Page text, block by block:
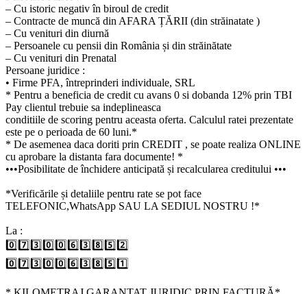
– Cu istoric negativ în biroul de credit
– Contracte de muncă din AFARA ȚĂRII (din străinatate )
– Cu venituri din diurnă
– Persoanele cu pensii din România și din străinătate
– Cu venituri din Prenatal
Persoane juridice :
• Firme PFA, întreprinderi individuale, SRL
* Pentru a beneficia de credit cu avans 0 si dobanda 12% prin TBI
Pay clientul trebuie sa indeplineasca
conditiile de scoring pentru aceasta oferta. Calculul ratei prezentate
este pe o perioada de 60 luni.*
* De asemenea daca doriti prin CREDIT , se poate realiza ONLINE
cu aprobare la distanta fara documente! *
•••Posibilitate de închidere anticipată și recalcularea creditului •••
*Verificările și detaliile pentru rate se pot face
TELEFONIC,WhatsApp SAU LA SEDIUL NOSTRU !*
La :
0️⃣7️⃣3️⃣0️⃣0️⃣6️⃣3️⃣8️⃣5️⃣2️⃣
0️⃣7️⃣3️⃣0️⃣0️⃣6️⃣3️⃣8️⃣5️⃣1️⃣